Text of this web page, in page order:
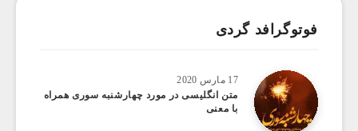
فوتوگرافد گردی
17 مارس 2020
متن انگلیسی در مورد چهارشنبه سوری همراه
با معنی